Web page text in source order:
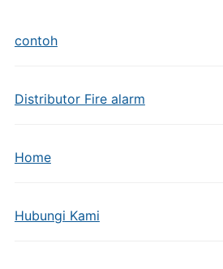
contoh
Distributor Fire alarm
Home
Hubungi Kami